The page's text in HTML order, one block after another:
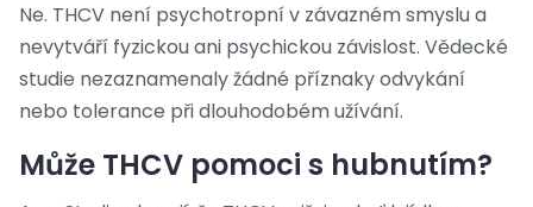
Ne. THCV není psychotropní v závazném smyslu a
nevytváří fyzickou ani psychickou závislost. Vědecké
studie nezaznamenaly žádné příznaky odvykání
nebo tolerance při dlouhodobém užívání.
Může THCV pomoci s hubnutím?